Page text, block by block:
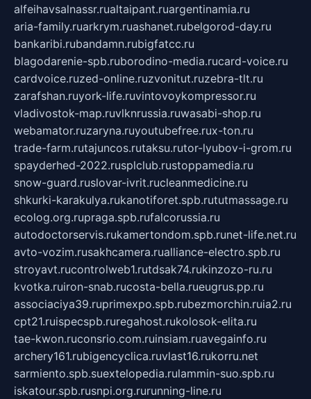
alfeihavsalnassr.rualtaipant.ruargentinamia.ru
aria-family.ruarkrym.ruashanet.rubelgorod-day.ru
bankaribi.rubandamn.rubigfatcc.ru
blagodarenie-spb.ruborodino-media.rucard-voice.ru
cardvoice.ruzed-online.ruzvonitut.ruzebra-tlt.ru
zarafshan.ruyork-life.ruvintovoykompressor.ru
vladivostok-map.ruvlknrussia.ruwasabi-shop.ru
webamator.ruzaryna.ruyoutubefree.rux-ton.ru
trade-farm.rutajuncos.rutaksu.rutor-lyubov-i-grom.ru
spayderhed-2022.rusplclub.rustoppamedia.ru
snow-guard.ruslovar-ivrit.rucleanmedicine.ru
shkurki-karakulya.rukanotiforet.spb.rututmassage.ru
ecolog.org.rupraga.spb.rufalcorussia.ru
autodoctorservis.rukamertondom.spb.runet-life.net.ru
avto-vozim.rusakhcamera.rualliance-electro.spb.ru
stroyavt.rucontrolweb1.rutdsak74.rukinzozo-ru.ru
kvotka.ruiron-snab.rucosta-bella.rueugrus.pp.ru
associaciya39.ruprimexpo.spb.rubezmorchin.ruia2.ru
cpt21.ruispecspb.ruregahost.rukolosok-elita.ru
tae-kwon.ruconsrio.com.ruinsiam.ruavegainfo.ru
archery161.rubigencyclica.ruvlast16.rukorru.net
sarmiento.spb.suextelopedia.rulammin-suo.spb.ru
iskatour.spb.rusnpi.org.rurunning-line.ru